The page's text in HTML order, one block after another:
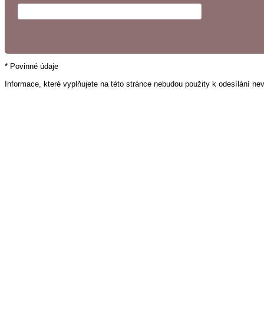
* Povinné údaje
Informace, které vyplňujete na této stránce nebudou použity k odesílání